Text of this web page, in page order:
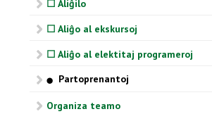
☐ Aliĝilo
☐ Aliĝo al ekskursoj
☐ Aliĝo al elektitaj programeroj
⬤ Partoprenantoj
Organiza teamo